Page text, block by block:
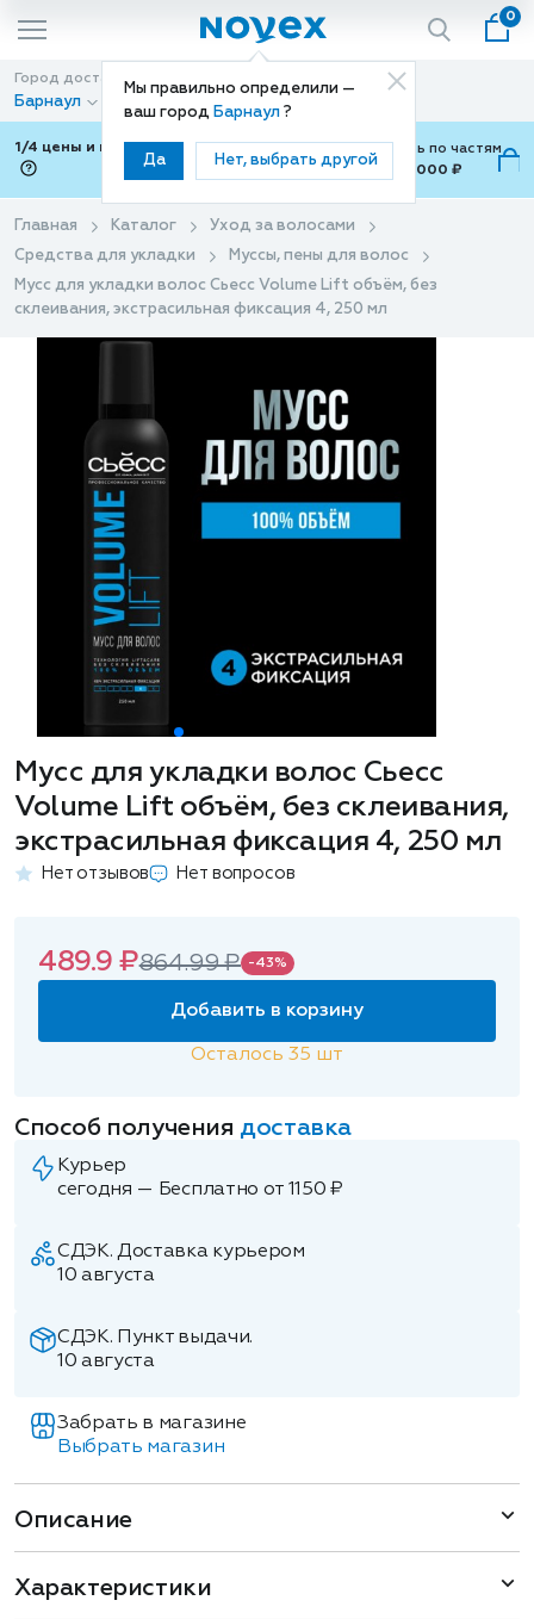
Мы правильно определили —
ваш город Барнаул ?
Да Нет, выбрать другой
0
Город доставки
Барнаул
Способ доставки
Доставка
1/4 цены и покупки ваши с Подели
Можно оплатить по частям
от 700 ₽ до 15,000 ₽
Главная Каталог
Уход за волосами
Средства для укладки
Муссы, пены для волос
Мусс для укладки волос Сьесс Volume Lift объём, без
склеивания, экстрасильная фиксация 4, 250 мл
Мусс для укладки волос Сьесс
Volume Lift объём, без склеивания,
экстрасильная фиксация 4, 250 мл
Нет отзывов Нет вопросов
489.9 ₽864.99 ₽ -43%
Добавить в корзину
Осталось35 шт
Способ получения доставка
Курьер
сегодня — Бесплатно от 1150 ₽
СДЭК. Доставка курьером
10 августа
СДЭК. Пункт выдачи.
10 августа
Забрать в магазине
Выбрать магазин
Описание
Характеристики